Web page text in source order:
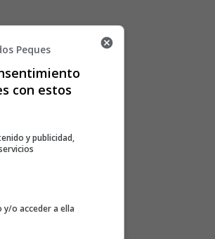
Peques
con estos
y publicidad,
o acceder a ella